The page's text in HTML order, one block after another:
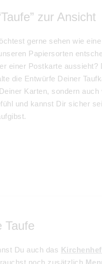
zur Ansicht
gerne sehen wie
Papiersorten
einer Postkarte aussieht?
die Entwürfe Deiner
Karten, sondern auch
und kannst Dir sicher
Taufe
Du auch das
noch zusätzlich